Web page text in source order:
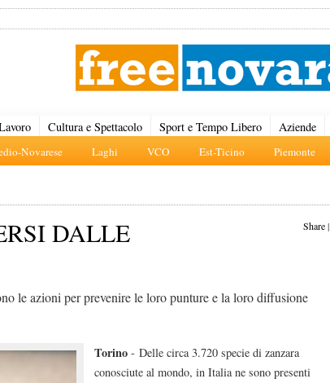
Novarese Laghi VCO Est-Ticino Piemonte
Cultura e Spettacolo Sport e Tempo Libero Aziende
Share|
DALLE
le azioni per prevenire le loro punture e la loro diffusione
Torino - Delle circa 3.720 specie di zanzara
conosciute al mondo, in Italia ne sono presenti